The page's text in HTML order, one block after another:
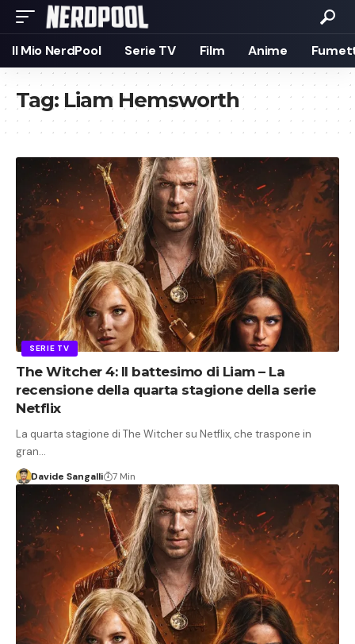
Il Mio NerdPool Serie TV Film Anime
Tag: Liam Hemsworth
SERIE TV
The Witcher 4: Il battesimo di Liam – La
recensione della quarta stagione della serie
Netflix
La quarta stagione di The Witcher su Netflix, che traspone in
gran…
Davide Sangalli 7 Min